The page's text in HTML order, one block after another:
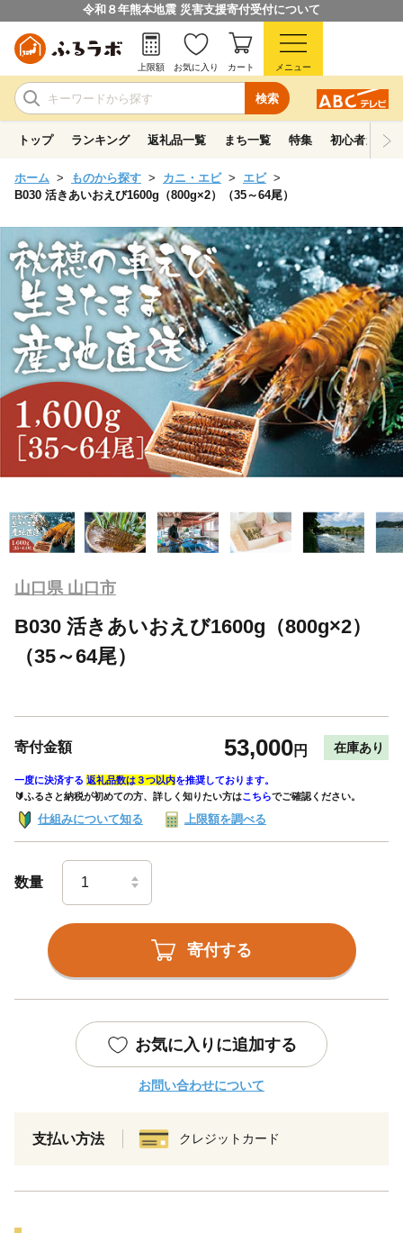
令和８年熊本地震 災害支援寄付受付について
検索
上限額 お気に入り カート メニュー
トップ ランキング 返礼品一覧 まち一覧 特集 初心者ガイド
ホーム ものから探す カニ・エビ
エビ
B030 活きあいおえび1600g（800g×2）（35～64尾）
山口県 山口市
B030 活きあいおえび1600g（800g×2）
（35～64尾）
寄付金額 53,000円 在庫あり
一度に決済する 返礼品数は３つ以内を推奨しております。
🔰ふるさと納税が初めての方、詳しく知りたい方はこちらでご確認ください。
仕組みについて知る 上限額を調べる
数量
寄付する
お気に入りに追加する
お問い合わせについて
支払い方法 クレジットカード